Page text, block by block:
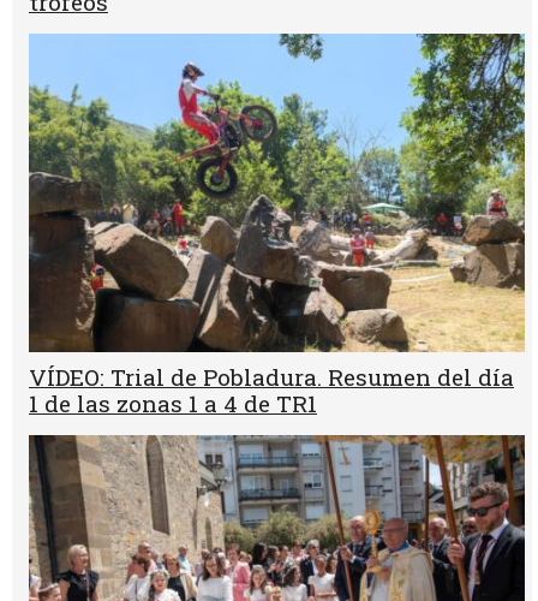
VÍDEO: Trial de Pobladura. Resumen del día
1 de las zonas 1 a 4 de TR1